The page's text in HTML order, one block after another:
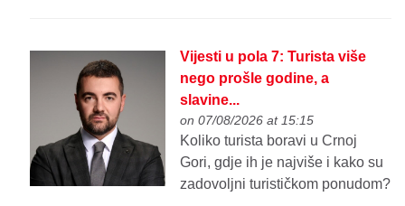
Vijesti u pola 7: Turista više
nego prošle godine, a
slavine...
on 07/08/2026 at 15:15
Koliko turista boravi u Crnoj
Gori, gdje ih je najviše i kako su
zadovoljni turističkom ponudom?